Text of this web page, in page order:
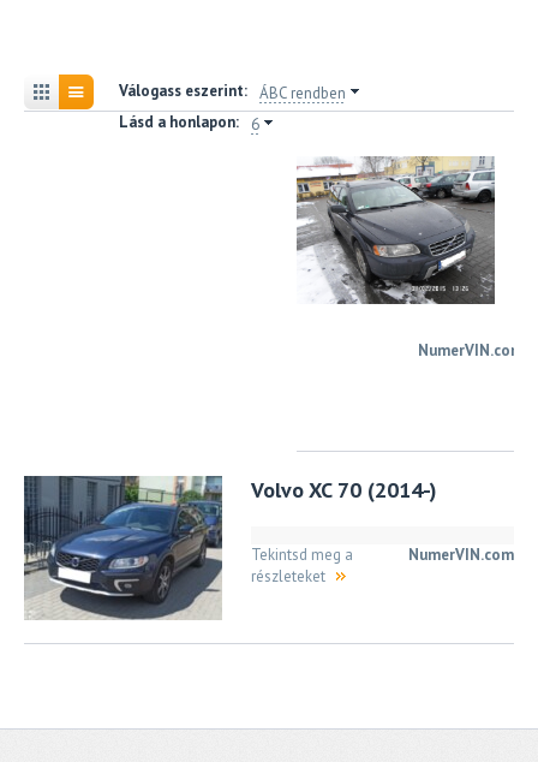
Válogass eszerint: ÁBC rendben
Lásd a honlapon:
6
NumerVIN.com
Volvo XC 70 (2014-)
NumerVIN.com
Tekintsd meg a
részleteket